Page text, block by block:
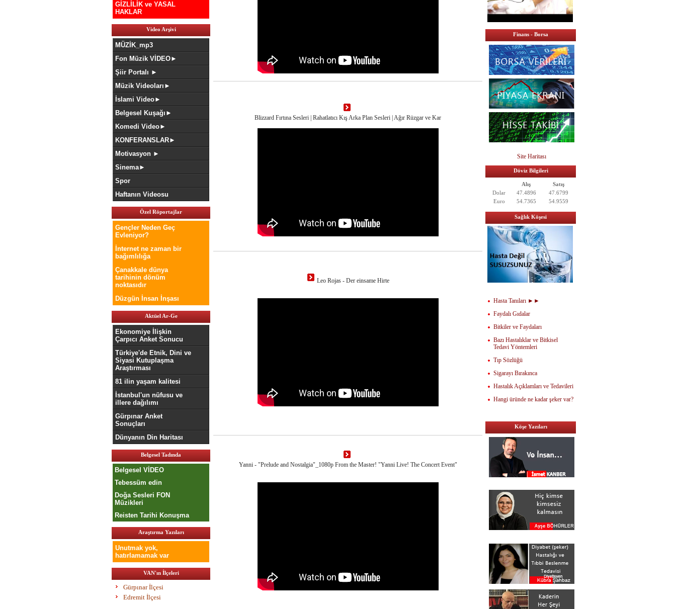
GİZLİLİK ve YASAL
HAKLAR
Video Arşivi
MÜZİK_mp3
Fon Müzik VİDEO►
Şiir Portalı ►
Müzik Videoları►
İslami Video►
Belgesel Kuşağı►
Komedi Video►
KONFERANSLAR►
Motivasyon ►
Sinema►
Spor
Haftanın Videosu
Özel Röportajlar
Gençler Neden Geç
Evleniyor?
İnternet ne zaman bir
bağımlılığa
Çanakkale dünya
tarihinin dönüm
noktasıdır
Düzgün İnsan İnşası
Aktüel Ar-Ge
Ekonomiye İlişkin
Çarpıcı Anket Sonucu
Türkiye'de Etnik, Dini ve
Siyasi Kutuplaşma
Araştırması
81 ilin yaşam kalitesi
İstanbul'un nüfusu ve
illere dağılımı
Gürpınar Anket
Sonuçları
Dünyanın Din Haritası
Belgesel Tadında
Belgesel VİDEO
Tebessüm edin
Doğa Sesleri FON
Müzikleri
Reisten Tarihi Konuşma
Araştırma Yazıları
Unutmak yok,
hatırlamamak var
VAN'ın İlçeleri
Gürpınar İlçesi
Edremit İlçesi
Blizzard Fırtına Sesleri | Rahatlatıcı Kış Arka Plan Sesleri | Ağır Rüzgar ve Kar
Leo Rojas - Der einsame Hirte
Yanni - "Prelude and Nostalgia"_1080p From the Master! "Yanni Live! The Concert Event"
Finans - Borsa
Site Haritası
Döviz Bilgileri
Alış
Satış
Dolar
47.4896
47.6799
Euro
54.7365 54.9559
Sağlık Köşesi
Hasta Tanıları ►►
Faydalı Gıdalar
Bitkiler ve Faydaları
Bazı Hastalıklar ve Bitkisel
Tedavi Yöntemleri
Tıp Sözlüğü
Sigarayı Bırakınca
Hastalık Açıklamları ve Tedavileri
Hangi üründe ne kadar şeker var?
Köşe Yazıları